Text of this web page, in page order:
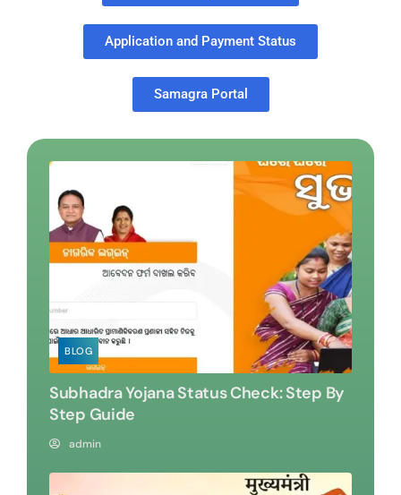
Application and Payment Status
Samagra Portal
BLOG
Subhadra Yojana Status Check: Step By
Step Guide
admin